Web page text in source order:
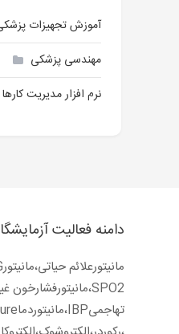
آموزش تجهیزات
مهندسی پزشکی
نرم افزار مدیریت کارها
دامنه فعالیت